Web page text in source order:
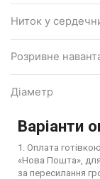
Ниток у
Розривне
Діаметр
Варіанти
1. Оплата
«Нова Пошта», для
за пересилання